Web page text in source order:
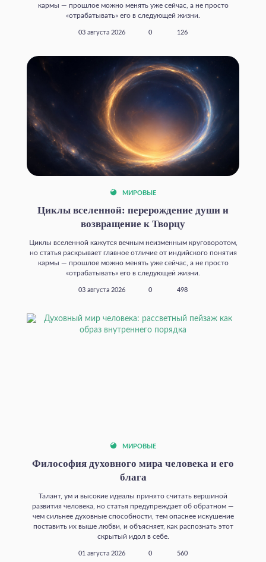
кармы — прошлое можно менять уже сейчас, а не просто
«отрабатывать» его в следующей жизни.
03 августа 2026 0 126
МИРОВЫЕ
Циклы вселенной: перерождение души и
возвращение к Творцу
Циклы вселенной кажутся вечным неизменным круговоротом,
но статья раскрывает главное отличие от индийского понятия
кармы — прошлое можно менять уже сейчас, а не просто
«отрабатывать» его в следующей жизни.
03 августа 2026 0 498
МИРОВЫЕ
Философия духовного мира человека и его
блага
Талант, ум и высокие идеалы принято считать вершиной
развития человека, но статья предупреждает об обратном —
чем сильнее духовные способности, тем опаснее искушение
поставить их выше любви, и объясняет, как распознать этот
скрытый идол в себе.
01 августа 2026 0 560